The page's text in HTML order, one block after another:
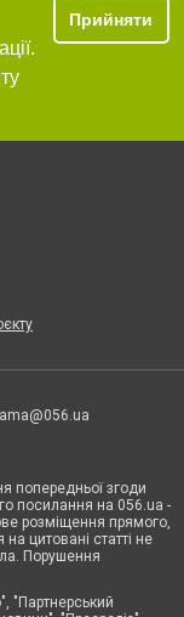
Прийняти
попередньої згоди
посилання на 056.ua -
розміщення прямого,
цитовані статті не
Порушення
"Партнерський